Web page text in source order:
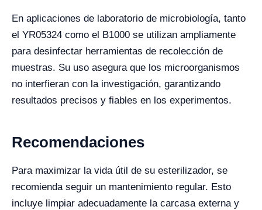
En aplicaciones de laboratorio de microbiología, tanto
el YR05324 como el B1000 se utilizan ampliamente
para desinfectar herramientas de recolección de
muestras. Su uso asegura que los microorganismos
no interfieran con la investigación, garantizando
resultados precisos y fiables en los experimentos.
Recomendaciones
Para maximizar la vida útil de su esterilizador, se
recomienda seguir un mantenimiento regular. Esto
incluye limpiar adecuadamente la carcasa externa y